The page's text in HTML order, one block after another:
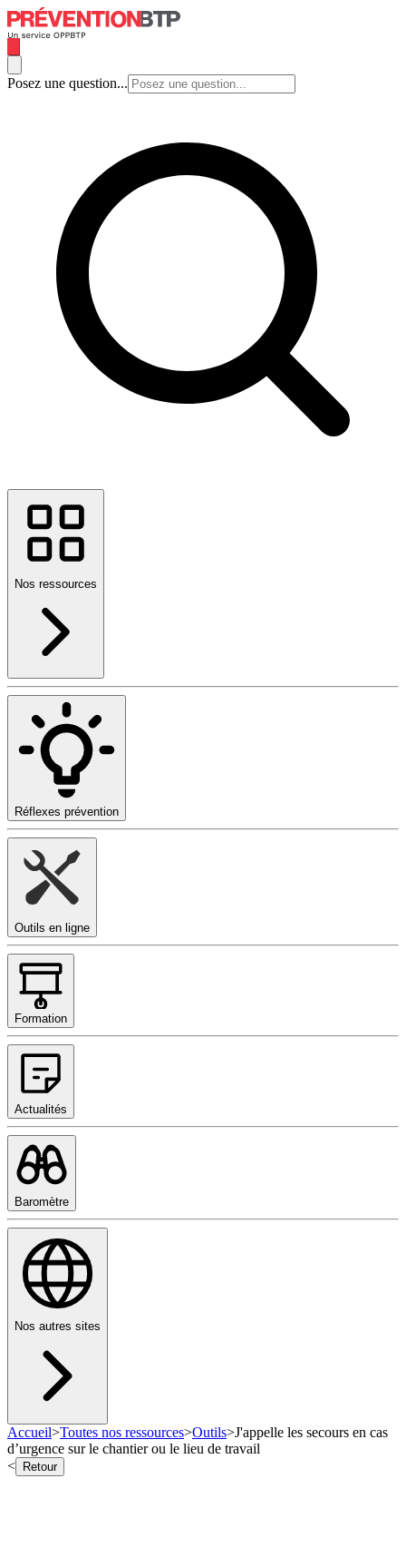
Posez une question...
Nos ressources
Réflexes prévention
Outils en ligne
Formation
Actualités
Baromètre
Nos autres sites
Accueil>Toutes nos ressources>Outils>J'appelle les secours en cas
d’urgence sur le chantier ou le lieu de travail
<
Retour